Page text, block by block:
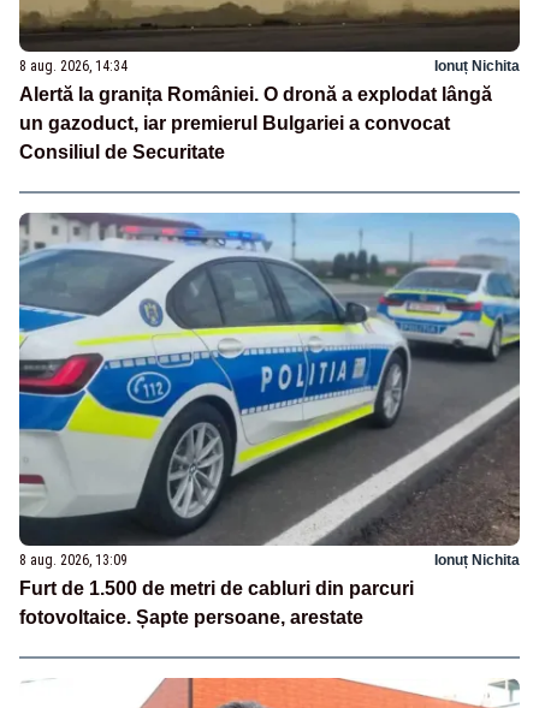
8 aug. 2026, 14:34 Ionuț Nichita
Alertă la granița României. O dronă a explodat lângă
un gazoduct, iar premierul Bulgariei a convocat
Consiliul de Securitate
8 aug. 2026, 13:09 Ionuț Nichita
Furt de 1.500 de metri de cabluri din parcuri
fotovoltaice. Șapte persoane, arestate